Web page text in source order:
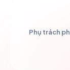
Phụ trách